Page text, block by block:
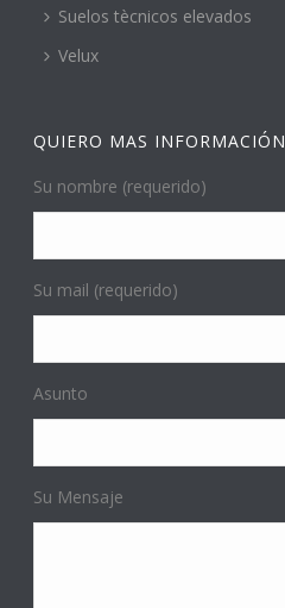
Suelos tècnicos elevados
Velux
QUIERO MAS INFORMACIÓN
Su nombre (requerido)
Su mail (requerido)
Asunto
Su Mensaje